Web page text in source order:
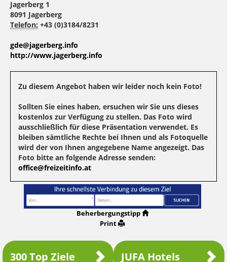
Jagerberg 1
8091 Jagerberg
Telefon: +43 (0)3184/8231
gde@jagerberg.info
http://www.jagerberg.info
Zu diesem Angebot haben wir leider noch kein Foto!
Sollten Sie eines haben, ersuchen wir Sie uns dieses
kostenlos zur Verfügung zu stellen. Das Foto wird
ausschließlich für diese Präsentation verwendet. Es
bleiben sämtliche Rechte bei Ihnen und als Fotoquelle
wird der von Ihnen angegebene Name angezeigt. Das
Foto bitte an folgende Adresse senden:
office@freizeitinfo.at
Beherbergungstipp
Print
300 Top Ziele JUFA Hotels